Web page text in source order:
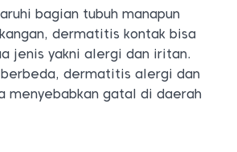
bagian tubuh manapun
dermatitis kontak bisa
jenis yakni alergi dan iritan.
berbeda, dermatitis alergi dan
menyebabkan gatal di daerah